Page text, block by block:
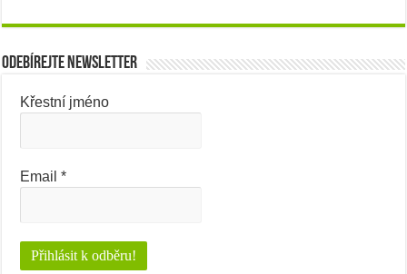
Odebírejte newsletter
Křestní jméno
Email*